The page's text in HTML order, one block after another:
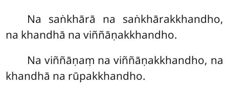
Na saṅkhārā na saṅkhārakkhandho,
na khandhā na viññāṇakkhandho.
Na viññāṇaṃ na viññāṇakkhandho, na
khandhā na rūpakkhandho.